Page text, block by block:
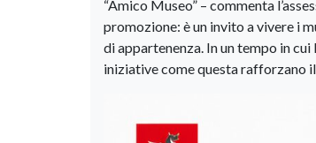
“Amico Museo” – commenta
promozione: è un invito a vivere i
di appartenenza. In un tempo in
iniziative come questa rafforzano